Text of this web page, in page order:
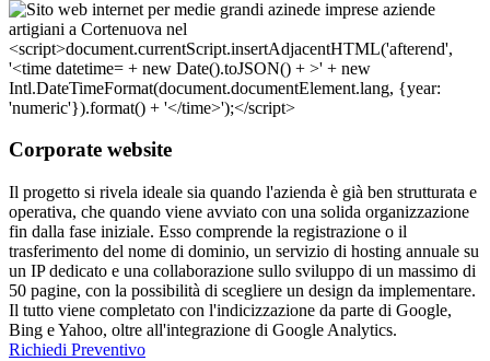
Corporate website
Il progetto si rivela ideale sia quando l'azienda è già ben strutturata e
operativa, che quando viene avviato con una solida organizzazione
fin dalla fase iniziale. Esso comprende la registrazione o il
trasferimento del nome di dominio, un servizio di hosting annuale su
un IP dedicato e una collaborazione sullo sviluppo di un massimo di
50 pagine, con la possibilità di scegliere un design da implementare.
Il tutto viene completato con l'indicizzazione da parte di Google,
Bing e Yahoo, oltre all'integrazione di Google Analytics.
Richiedi Preventivo